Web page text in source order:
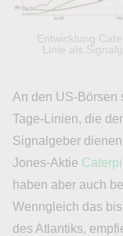
Entwicklung
Linie als
An den US-Börsen
Tage-Linien, die
Signalgeber
Jones-Aktie
haben aber auch
Wenngleich das
des Atlantiks,